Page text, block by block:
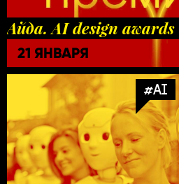
Айда. AI design awards
21 ЯНВАРЯ
#AI